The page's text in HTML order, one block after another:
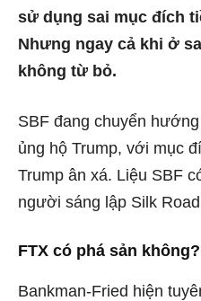
sử dụng sai mục đích
Nhưng ngay cả khi ở
không từ bỏ.
SBF đang chuyển
ủng hộ Trump, với mục
Trump ân xá. Liệu SBF
người sáng lập Silk
FTX có phá sản
Bankman-Fried hiện